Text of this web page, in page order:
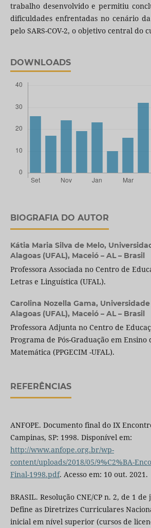
trabalho desenvolvido e permitiu
dificuldades enfrentadas no cenário
pelo SARS-COV-2, o objetivo central do
DOWNLOADS
BIOGRAFIA DO AUTOR
Kátia Maria Silva de Melo,
Alagoas (UFAL), Maceió – AL – Brasil
Professora Associada no Centro de
Letras e Linguística (UFAL).
Carolina Nozella Gama,
Alagoas (UFAL), Maceió – AL – Brasil
Professora Adjunta no Centro de
Programa de Pós-Graduação em Ensino
Matemática (PPGECIM -UFAL).
REFERÊNCIAS
ANFOPE. Documento final do IX
Campinas, SP: 1998. Disponível em:
http://www.anfope.org.br/wp-
content/uploads/2018/05/9%C2%BA-
Final-1998.pdf. Acesso em: 10 out. 2021.
BRASIL. Resolução CNE/CP n. 2, de 1
Define as Diretrizes Curriculares
inicial em nível superior (cursos de